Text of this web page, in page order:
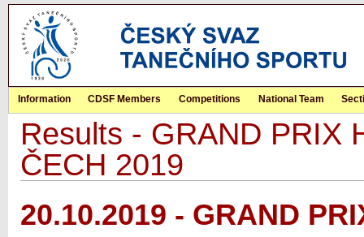
Information CDSF Members Competitions National Team
Results - GRAND PRIX
ČECH 2019
20.10.2019 - GRAND